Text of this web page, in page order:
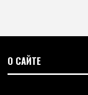
О САЙТЕ